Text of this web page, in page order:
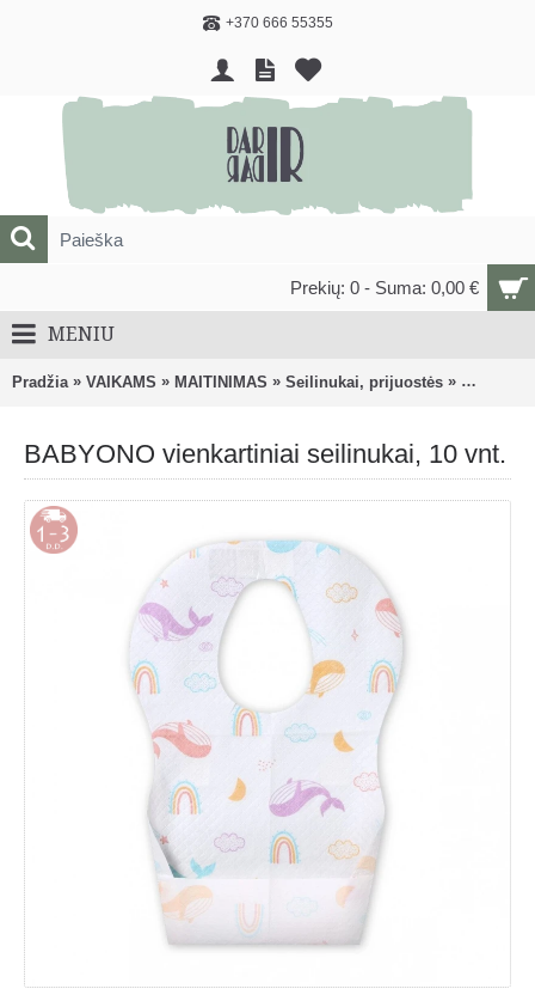
+370 666 55355
Prekių: 0 - Suma: 0,00 €
MENIU
Pradžia » VAIKAMS » MAITINIMAS » Seilinukai, prijuostės »
BABYONO vienkartiniai seilinukai, 10 vnt.